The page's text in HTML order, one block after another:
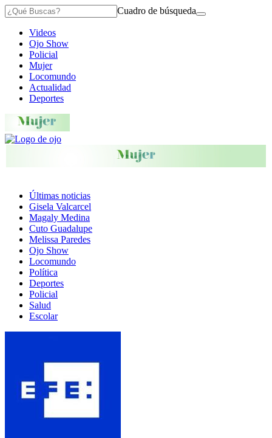
Cuadro de búsqueda
Videos
Ojo Show
Policial
Mujer
Locomundo
Actualidad
Deportes
Últimas noticias
Gisela Valcarcel
Magaly Medina
Cuto Guadalupe
Melissa Paredes
Ojo Show
Locomundo
Política
Deportes
Policial
Salud
Escolar